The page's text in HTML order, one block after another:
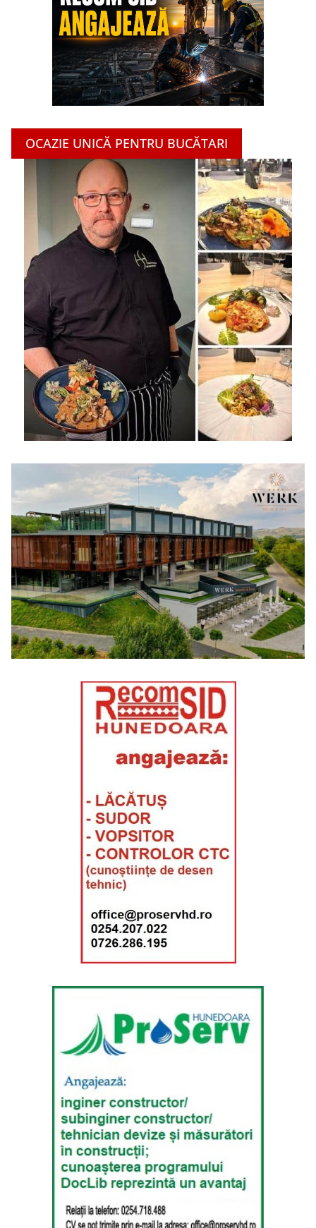
OCAZIE UNICĂ PENTRU BUCĂTARI